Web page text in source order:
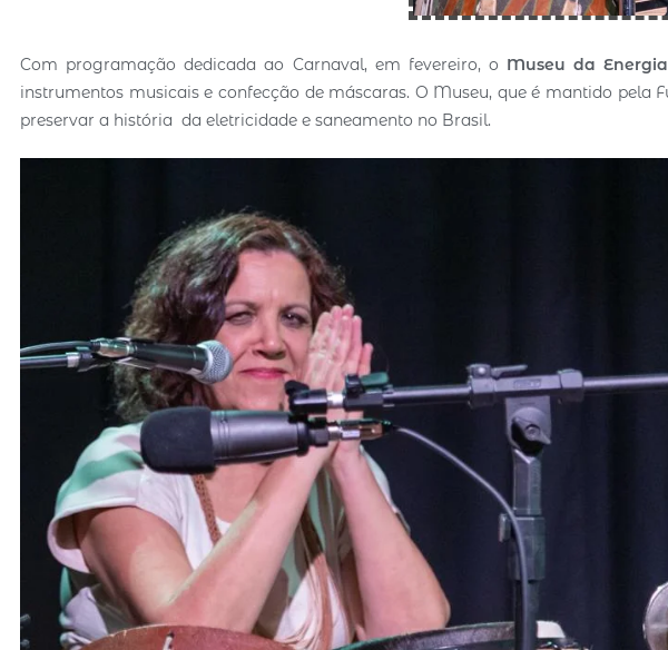
Com programação dedicada ao Carnaval, em fevereiro, o Museu da
instrumentos musicais e confecção de máscaras. O Museu, que é mantido pela
preservar a história da eletricidade e saneamento no Brasil.